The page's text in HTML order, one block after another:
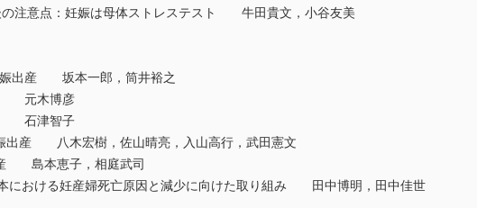
の注意点：妊娠は母体ストレステスト 牛田貴文，小谷友美
娠出産 坂本一郎，筒井裕之
元木博彦
石津智子
出産 八木宏樹，佐山晴亮，入山高行，武田憲文
島本恵子，相庭武司
における妊産婦死亡原因と減少に向けた取り組み 田中博明，田中佳世